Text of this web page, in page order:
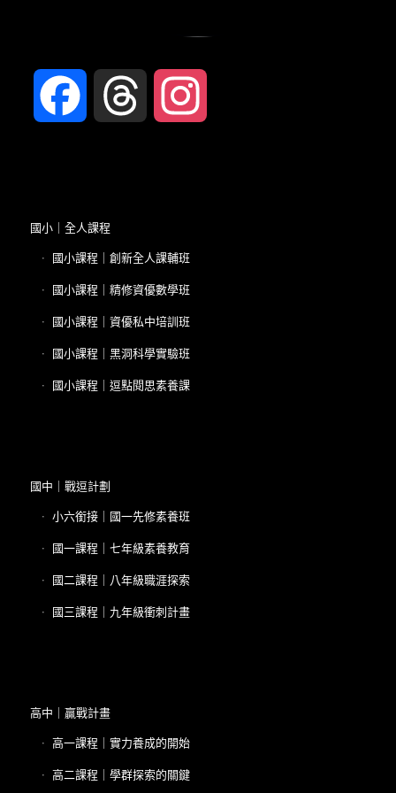
Facebook Threads
國小｜全人課程
國小課程｜創新全人課輔班
國小課程｜精修資優數學班
國小課程｜資優私中培訓班
國小課程｜黑洞科學實驗班
國小課程｜逗點閱思素養課
國中｜戰逗計劃
小六銜接｜國一先修素養班
國一課程｜七年級素養教育
國二課程｜八年級職涯探索
國三課程｜九年級衝刺計畫
高中｜贏戰計畫
高一課程｜實力養成的開始
高二課程｜學群探索的關鍵